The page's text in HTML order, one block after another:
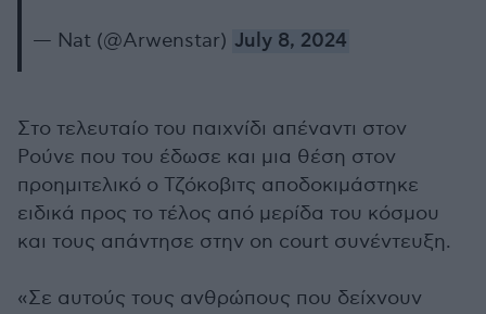
— Nat (@Arwenstar) July 8, 2024
Στο τελευταίο του παιχνίδι απέναντι στον
Ρούνε που του έδωσε και μια θέση στον
προημιτελικό ο Τζόκοβιτς αποδοκιμάστηκε
ειδικά προς το τέλος από μερίδα του κόσμου
και τους απάντησε στην on court συνέντευξη.
«Σε αυτούς τους ανθρώπους που δείχνουν